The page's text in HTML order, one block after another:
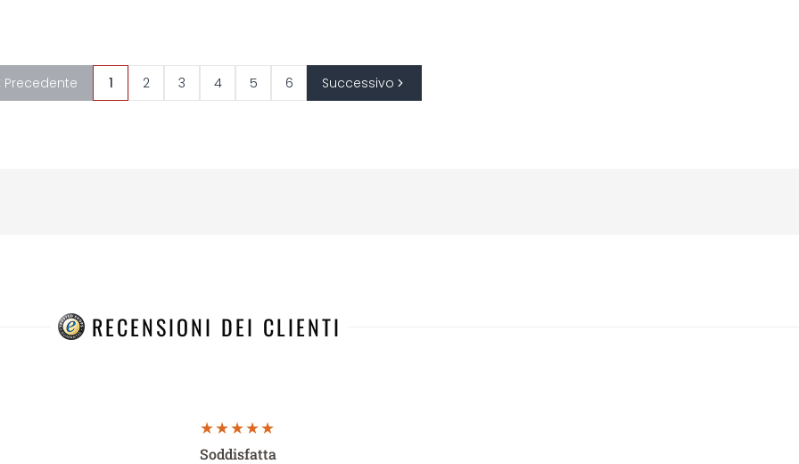
Precedente 1 2 3 4 5 6 Successivo
RECENSIONI DEI CLIENTI
Soddisfatta